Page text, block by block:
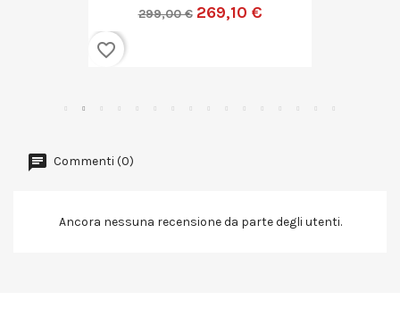
299,00 € 269,10 €
favorite_border
Commenti (0)
Ancora nessuna recensione da parte degli utenti.